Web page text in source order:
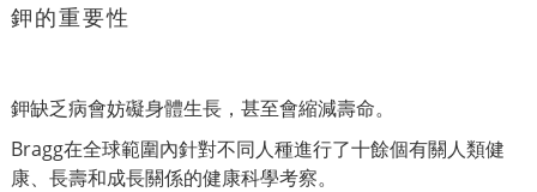
鉀的重要性
鉀缺乏病會妨礙身體生長，甚至會縮減壽命。
Bragg在全球範圍內針對不同人種進行了十餘個有關人類健
康、長壽和成長關係的健康科學考察。